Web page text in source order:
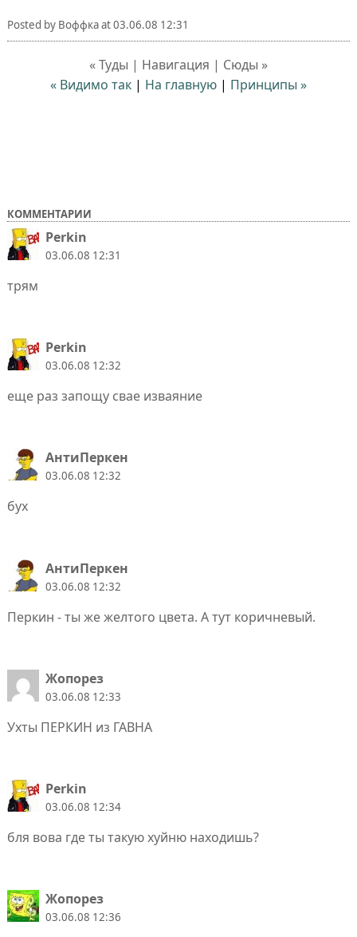
Posted by Воффкаat03.06.08 12:31
« Туды | Навигация | Сюды »
« Видимо так | На главную | Принципы »
КОММЕНТАРИИ
Perkin
03.06.08 12:31
трям
Perkin
03.06.08 12:32
еще раз запощу свае изваяние
АнтиПеркен
03.06.08 12:32
бух
АнтиПеркен
03.06.08 12:32
Перкин - ты же желтого цвета. А тут коричневый.
Жопорез
03.06.08 12:33
Ухты ПЕРКИН из ГАВНА
Perkin
03.06.08 12:34
бля вова где ты такую хуйню находишь?
Жопорез
03.06.08 12:36